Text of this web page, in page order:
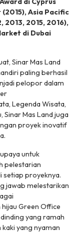
(2015), Asia Pacific
2013, 2015, 2016),
di Dubai
Sinar Mas Land
paling berhasil
pelopor dalam
Legenda Wisata,
Sinar Mas Land juga
proyek inovatif
untuk
pelestarian
setiap proyeknya.
jawab melestarikan
Green Office
yang ramah
kaki yang nyaman